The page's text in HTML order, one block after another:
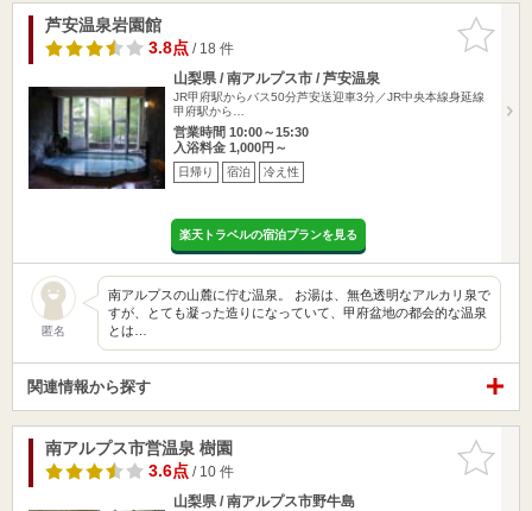
お気に入
りに追加
芦安温泉岩園館
3.8点/ 18 件
山梨県 / 南アルプス市 / 芦安温泉
JR甲府駅からバス50分芦安送迎車3分／JR中央本線身延線
甲府駅から…
営業時間 10:00～15:30
入浴料金 1,000円～
日帰り 宿泊 冷え性
楽天トラベルの宿泊プランを見る
匿名
南アルプスの山麓に佇む温泉。 お湯は、無色透明なアルカリ泉で
すが、とても凝った造りになっていて、甲府盆地の都会的な温泉
とは…
関連情報から探す
お気に入
りに追加
南アルプス市営温泉 樹園
3.6点/ 10 件
山梨県 / 南アルプス市野牛島